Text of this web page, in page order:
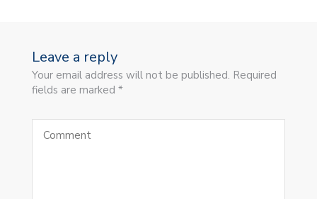
Leave a reply
Your email address will not be published. Required
fields are marked *